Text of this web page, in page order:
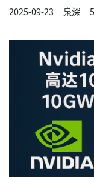
2025-09-23 泉深